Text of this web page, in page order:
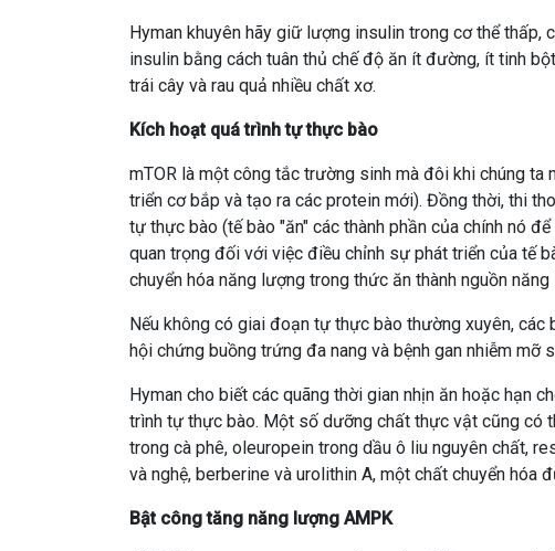
Hyman khuyên hãy giữ lượng insulin trong cơ thể
insulin bằng cách tuân thủ chế độ ăn ít đường, ít tinh
trái cây và rau quả nhiều chất xơ.
Kích hoạt quá trình tự thực bào
mTOR là một công tắc trường sinh mà đôi khi chúng
triển cơ bắp và tạo ra các protein mới). Đồng thời, thi
tự thực bào (tế bào "ăn" các thành phần của chính nó
quan trọng đối với việc điều chỉnh sự phát triển của tế
chuyển hóa năng lượng trong thức ăn thành nguồn
Nếu không có giai đoạn tự thực bào thường xuyên, các
hội chứng buồng trứng đa nang và bệnh gan nhiễm mỡ
Hyman cho biết các quãng thời gian nhịn ăn hoặc hạn
trình tự thực bào. Một số dưỡng chất thực vật cũng có
trong cà phê, oleuropein trong dầu ô liu nguyên chất,
và nghệ, berberine và urolithin A, một chất chuyển hóa
Bật công tăng năng lượng AMPK